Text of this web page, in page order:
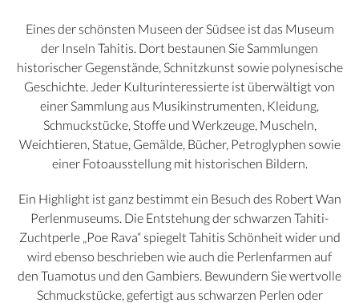
Eines der schönsten Museen der Südsee ist das Museum
der Inseln Tahitis. Dort bestaunen Sie Sammlungen
historischer Gegenstände, Schnitzkunst sowie polynesische
Geschichte. Jeder Kulturinteressierte ist überwältigt von
einer Sammlung aus Musikinstrumenten, Kleidung,
Schmuckstücke, Stoffe und Werkzeuge, Muscheln,
Weichtieren, Statue, Gemälde, Bücher, Petroglyphen sowie
einer Fotoausstellung mit historischen Bildern.
Ein Highlight ist ganz bestimmt ein Besuch des Robert Wan
Perlenmuseums. Die Entstehung der schwarzen Tahiti-
Zuchtperle „Poe Rava“ spiegelt Tahitis Schönheit wider und
wird ebenso beschrieben wie auch die Perlenfarmen auf
den Tuamotus und den Gambiers. Bewundern Sie wertvolle
Schmuckstücke, gefertigt aus schwarzen Perlen oder